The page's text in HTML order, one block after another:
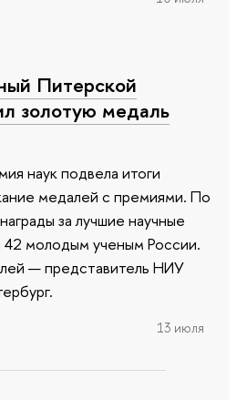
Питерской
золотую медаль
наук подвела итоги
медалей с премиями. По
за лучшие научные
42 молодым ученым России.
— представитель НИУ
13 июля